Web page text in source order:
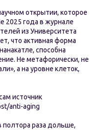
открытии, которое
2025 года в журнале
из Университета
что активная форма
способна
Не метафорически, не
а на уровне клеток,
источник
anti-aging
полтора раза дольше,